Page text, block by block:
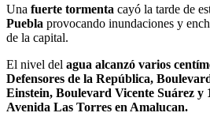
Una fuerte tormenta cayó la tarde de
Puebla provocando inundaciones y
de la capital.
El nivel del agua alcanzó varios
Defensores de la República,
Einstein, Boulevard Vicente Suárez y
Avenida Las Torres en Amalucan.